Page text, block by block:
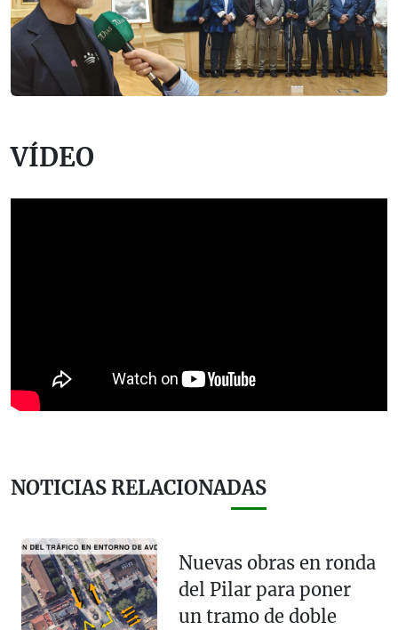
VÍDEO
NOTICIAS RELACIONADAS
Nuevas obras en ronda
del Pilar para poner
un tramo de doble